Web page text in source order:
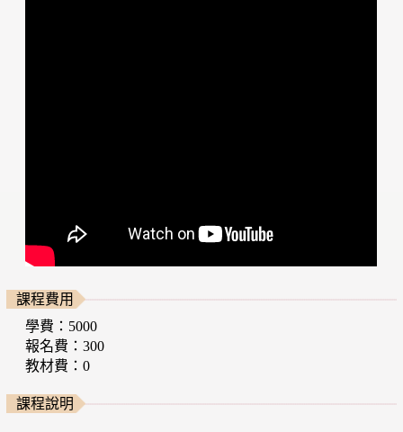
課程費用
學費：5000
報名費：300
教材費：0
課程說明